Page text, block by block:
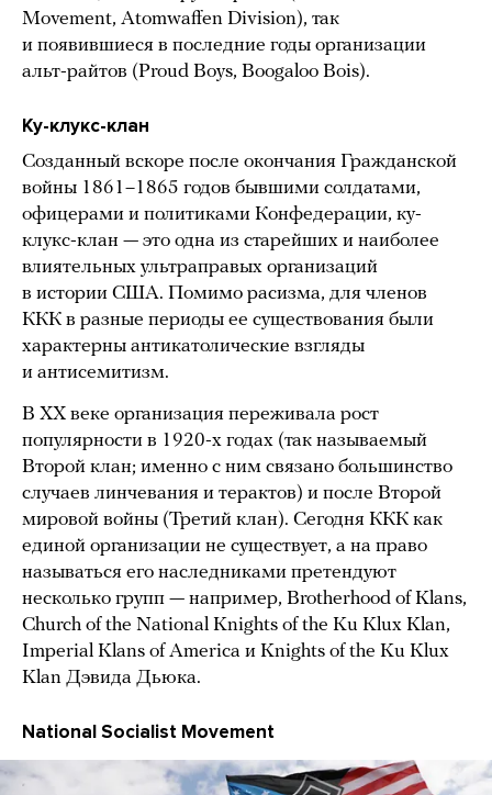
Movement, Atomwaffen Division), так
и появившиеся в последние годы организации
альт-райтов (Proud Boys, Boogaloo Bois).
Ку-клукс-клан
Созданный вскоре после окончания Гражданской
войны 1861–1865 годов бывшими солдатами,
офицерами и политиками Конфедерации, ку-
клукс-клан — это одна из старейших и наиболее
влиятельных ультраправых организаций
в истории США. Помимо расизма, для членов
ККК в разные периоды ее существования были
характерны антикатолические взгляды
и антисемитизм.
В XX веке организация переживала рост
популярности в 1920-х годах (так называемый
Второй клан; именно с ним связано большинство
случаев линчевания и терактов) и после Второй
мировой войны (Третий клан). Сегодня ККК как
единой организации не существует, а на право
называться его наследниками претендуют
несколько групп — например, Brotherhood of Klans,
Church of the National Knights of the Ku Klux Klan,
Imperial Klans of America и Knights of the Ku Klux
Klan Дэвида Дьюка.
National Socialist Movement